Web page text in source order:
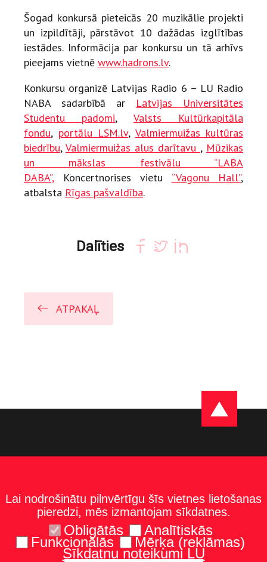
Šogad konkursā pieteicās 20 muzikālie projekti
un izpildītāji, pārstāvot 10 dažādas izglītības
iestādes. Informācija par konkursu un tā arhīvs
pieejams vietnē www.hadrons.lv.
Konkursu organizē Latvijas Radio 6 – LU Radio
NABA sadarbībā ar Latvijas Universitātes
Studentu padomi, Valsts Kultūrkapitāla
fondu, portālu LSM.lv, Valmiermuižas kultūras
biedrību, Valmiermuižas alus darītavu , Mūzikas
un mākslas festivālu “LABA
DABA”,Koncertnorises vietu “Vagonu Hall”,
atbalsta Rīgas pašvaldība.
Dalīties
ATPAKAĻ
Lai nodrošinātu pilnvērtīgu šīs vietnes lietošanas
pieredzi, mēs izmantojam sīkdatnes.
Obligātās Analītiskās
Funkcionālās Mērķa (reklāmas)
Sīkdatņu noteikumi LU